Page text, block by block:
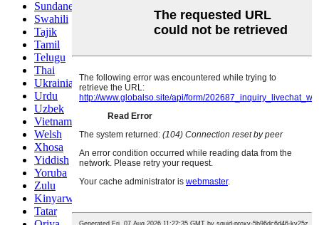
Sundanese
Swahili
Tajik
Tamil
Telugu
Thai
Ukrainian
Urdu
Uzbek
Vietnamese
Welsh
Xhosa
Yiddish
Yoruba
Zulu
Kinyarwanda
Tatar